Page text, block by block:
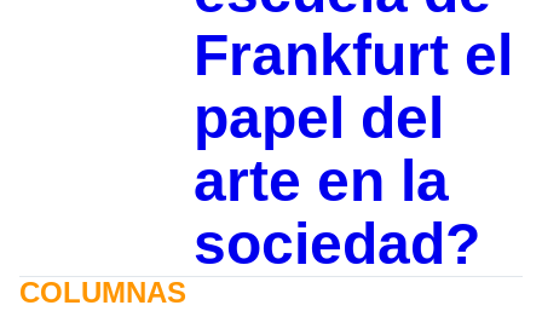
Frankfurt el
papel del
arte en la
sociedad?
COLUMNAS